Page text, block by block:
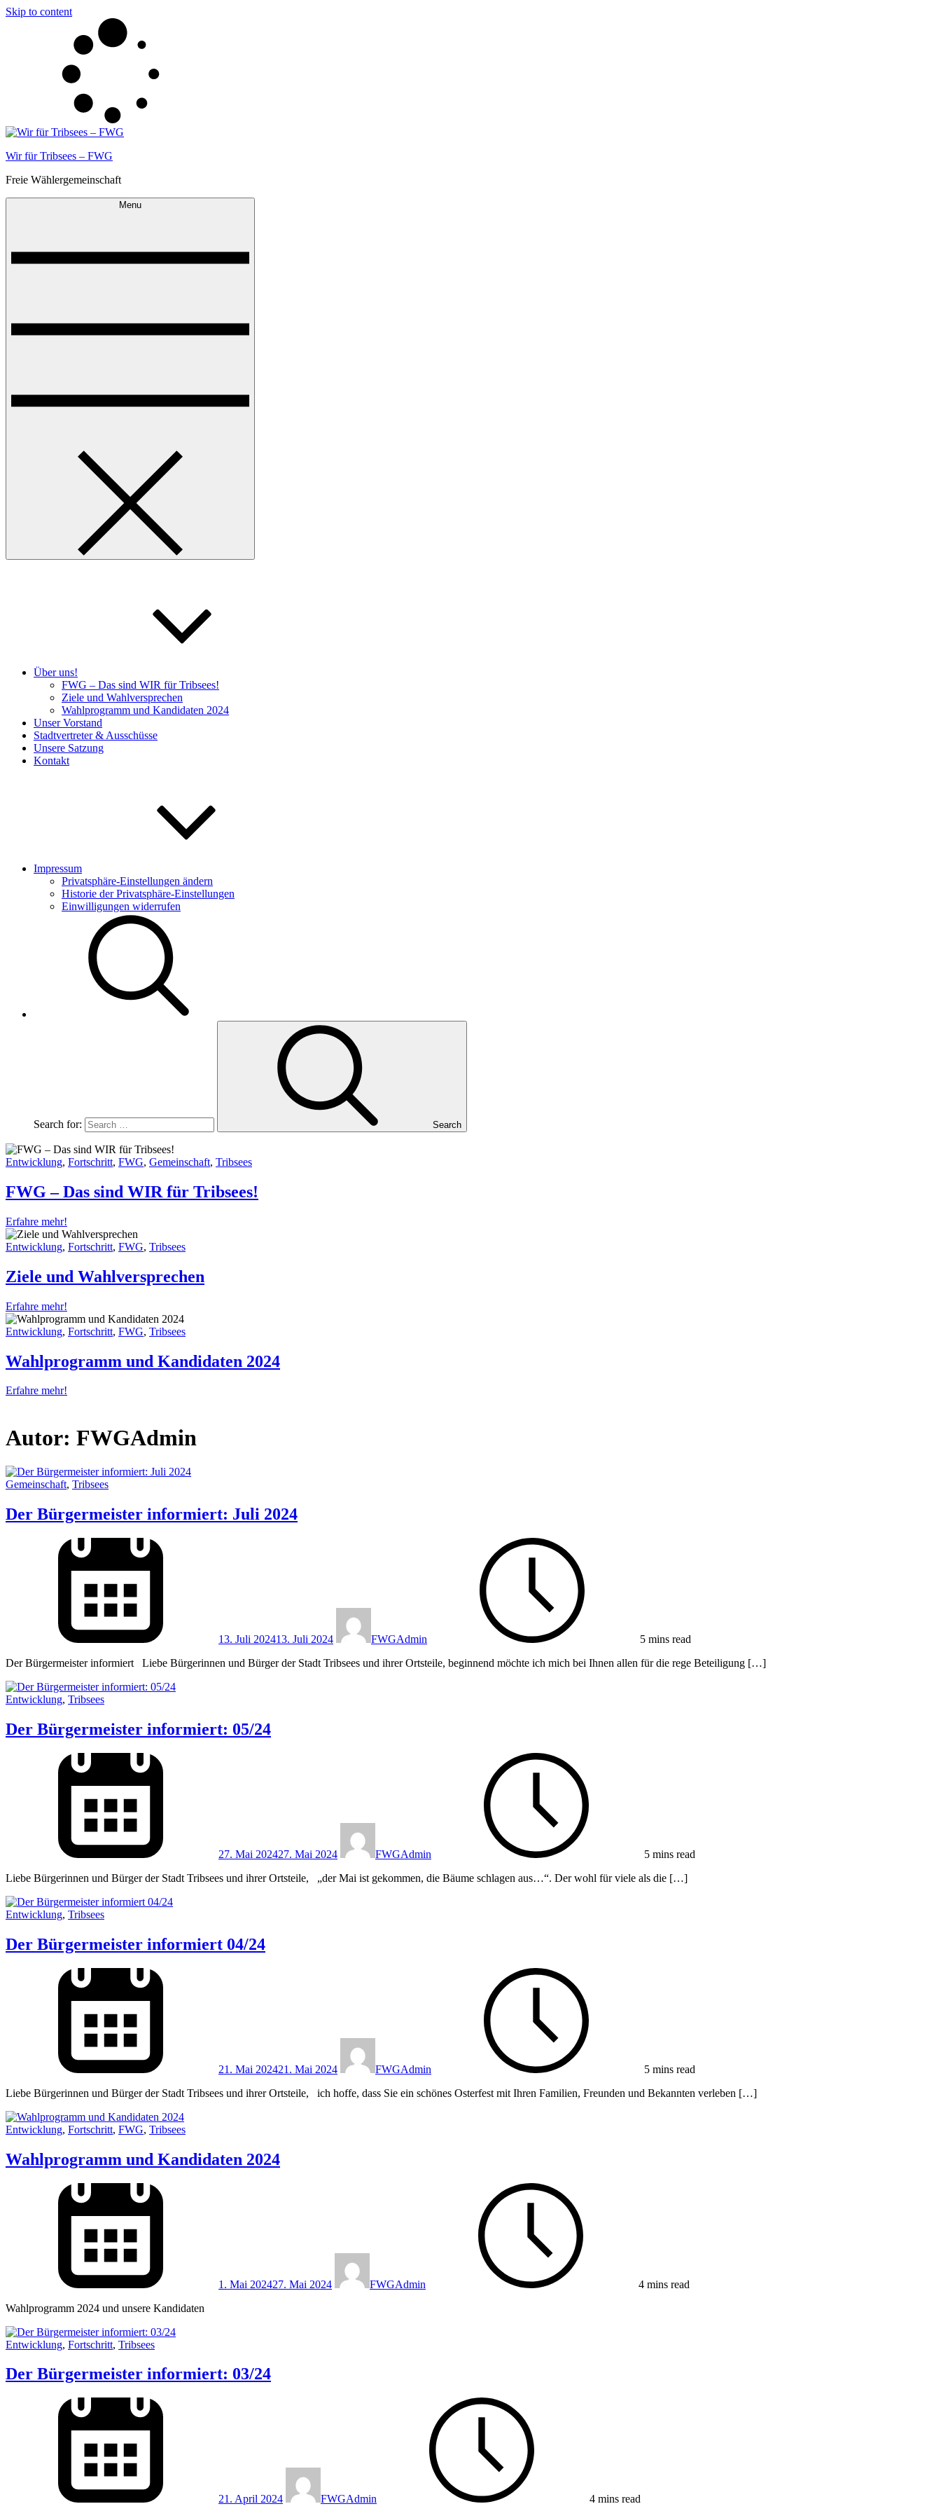
Skip to content
Wir für Tribsees – FWG
Freie Wählergemeinschaft
Menu
Über uns!
FWG – Das sind WIR für Tribsees!
Ziele und Wahlversprechen
Wahlprogramm und Kandidaten 2024
Unser Vorstand
Stadtvertreter & Ausschüsse
Unsere Satzung
Kontakt
Impressum
Privatsphäre-Einstellungen ändern
Historie der Privatsphäre-Einstellungen
Einwilligungen widerrufen
Search for: Search
Entwicklung, Fortschritt, FWG, Gemeinschaft, Tribsees
FWG – Das sind WIR für Tribsees!
Erfahre mehr!
Entwicklung, Fortschritt, FWG, Tribsees
Ziele und Wahlversprechen
Erfahre mehr!
Entwicklung, Fortschritt, FWG, Tribsees
Wahlprogramm und Kandidaten 2024
Erfahre mehr!
Autor: FWGAdmin
Gemeinschaft, Tribsees
Der Bürgermeister informiert: Juli 2024
13. Juli 202413. Juli 2024 FWGAdmin
5 mins read
Der Bürgermeister informiert Liebe Bürgerinnen und Bürger der Stadt Tribsees und ihrer Ortsteile, beginnend möchte ich mich bei Ihnen allen für die rege Beteiligung […]
Entwicklung, Tribsees
Der Bürgermeister informiert: 05/24
27. Mai 202427. Mai 2024 FWGAdmin
5 mins read
Liebe Bürgerinnen und Bürger der Stadt Tribsees und ihrer Ortsteile, „der Mai ist gekommen, die Bäume schlagen aus…“. Der wohl für viele als die […]
Entwicklung, Tribsees
Der Bürgermeister informiert 04/24
21. Mai 202421. Mai 2024 FWGAdmin
5 mins read
Liebe Bürgerinnen und Bürger der Stadt Tribsees und ihrer Ortsteile, ich hoffe, dass Sie ein schönes Osterfest mit Ihren Familien, Freunden und Bekannten verleben […]
Entwicklung, Fortschritt, FWG, Tribsees
Wahlprogramm und Kandidaten 2024
1. Mai 202427. Mai 2024 FWGAdmin
4 mins read
Wahlprogramm 2024 und unsere Kandidaten
Entwicklung, Fortschritt, Tribsees
Der Bürgermeister informiert: 03/24
21. April 2024 FWGAdmin 4 mins read